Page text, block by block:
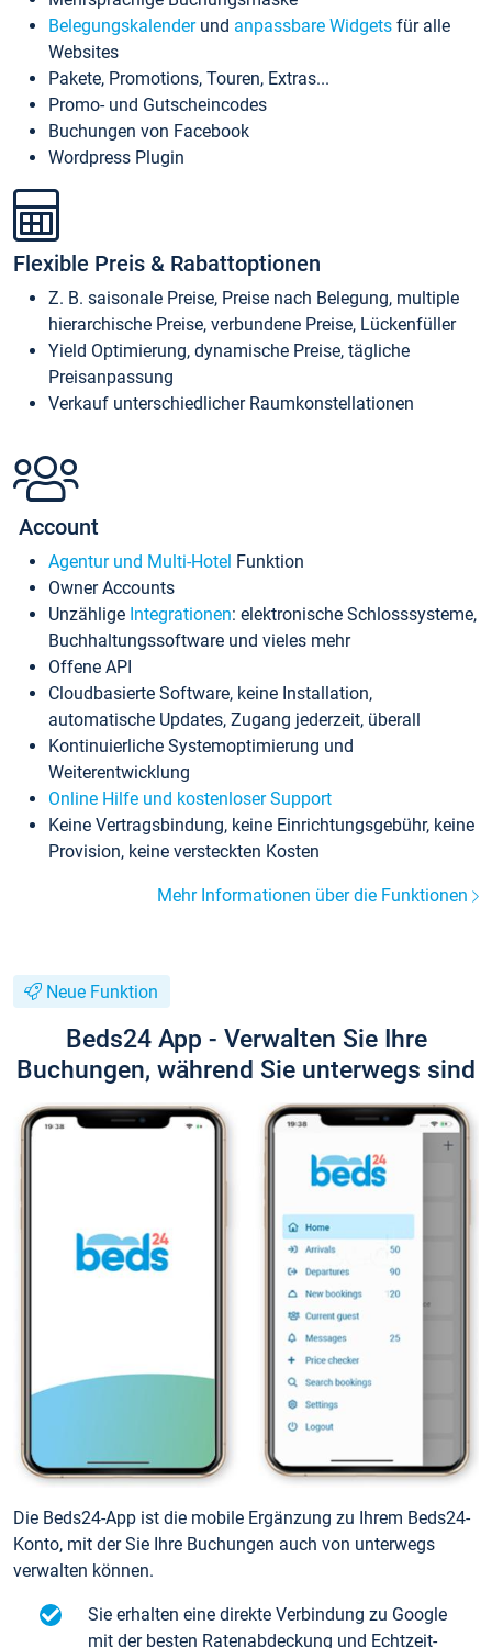
Belegungskalenderund anpassbare Widgets für alle
Websites
Pakete, Promotions, Touren, Extras...
Promo- und Gutscheincodes
Buchungen von Facebook
Wordpress Plugin
Flexible Preis & Rabattoptionen
Z. B. saisonale Preise, Preise nach Belegung, multiple
hierarchische Preise, verbundene Preise, Lückenfüller
Yield Optimierung, dynamische Preise, tägliche
Preisanpassung
Verkauf unterschiedlicher Raumkonstellationen
Account
Agentur und Multi-Hotel Funktion
Owner Accounts
Unzählige Integrationen: elektronische Schlosssysteme,
Buchhaltungssoftware und vieles mehr
Offene API
Cloudbasierte Software, keine Installation,
automatische Updates, Zugang jederzeit, überall
Kontinuierliche Systemoptimierung und
Weiterentwicklung
Online Hilfe und kostenloser Support
Keine Vertragsbindung, keine Einrichtungsgebühr, keine
Provision, keine versteckten Kosten
Mehr Informationen über die Funktionen
Neue Funktion
Beds24 App - Verwalten Sie Ihre
Buchungen, während Sie unterwegs sind
Die Beds24-App ist die mobile Ergänzung zu Ihrem Beds24-
Konto, mit der Sie Ihre Buchungen auch von unterwegs
verwalten können.
Sie erhalten eine direkte Verbindung zu Google
mit der besten Ratenabdeckung und Echtzeit-